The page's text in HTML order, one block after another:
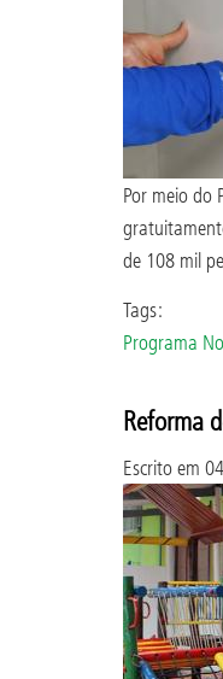
Por meio do
de 108 mil
Tags:
Programa
Reforma
Escrito em